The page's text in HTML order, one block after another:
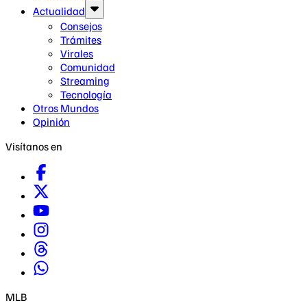
Actualidad
Consejos
Trámites
Virales
Comunidad
Streaming
Tecnología
Otros Mundos
Opinión
Visítanos en
MLB